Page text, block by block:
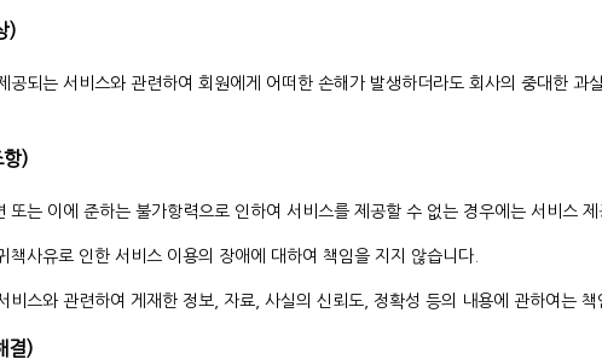
)
공되는 서비스와 관련하여 회원에게 어떠한 손해가 발생하더라도 회사의 중대한 과
)
또는 이에 준하는 불가항력으로 인하여 서비스를 제공할 수 없는 경우에는 서비스 제
책사유로 인한 서비스 이용의 장애에 대하여 책임을 지지 않습니다.
비스와 관련하여 게재한 정보, 자료, 사실의 신뢰도, 정확성 등의 내용에 관하여는 책
결)